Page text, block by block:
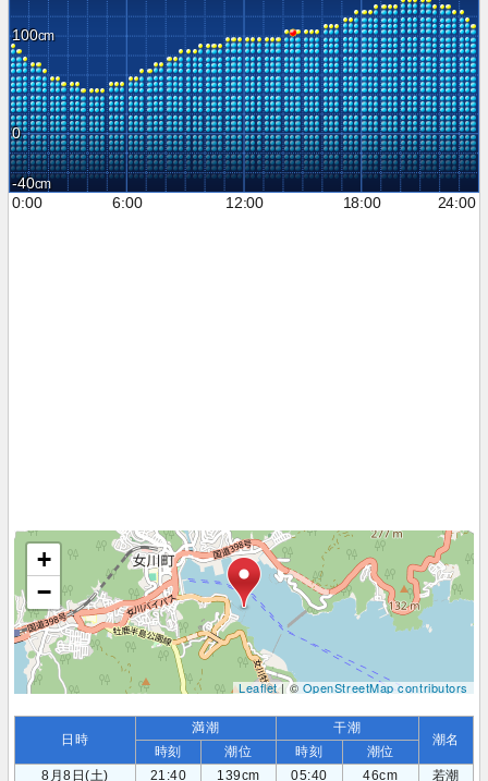
100
0
-40
0:00
6:00 12:00 18:00 24:00
+
−
Leaflet| ©OpenStreetMap contributors
日時
満潮 干潮
潮名
時刻 潮位 時刻
潮位
8月8日(土)
21:40 139cm 05:40 46cm
若潮